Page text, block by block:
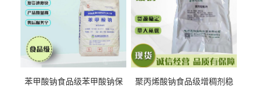
苯甲酸钠食品级苯甲酸钠保
聚丙烯酸钠食品级增稠剂稳